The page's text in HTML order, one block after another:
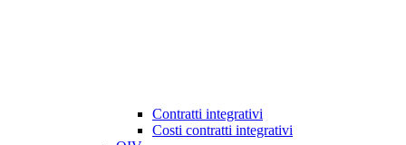
Contratti integrativi
Costi contratti integrativi